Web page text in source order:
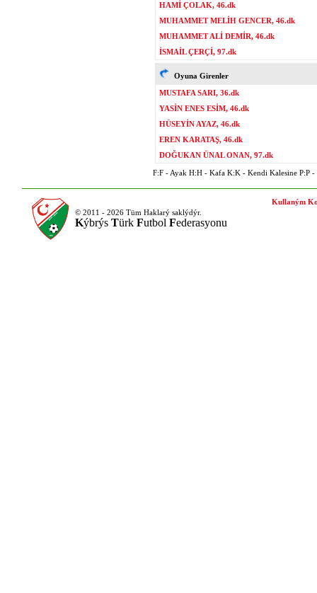
HAMİ ÇOLAK, 46.dk
MUHAMMET MELİH GENCER, 46.dk
MUHAMMET ALİ DEMİR, 46.dk
İSMAİL ÇERÇİ, 97.dk
Oyuna Girenler
MUSTAFA SARI, 36.dk
YASİN ENES ESİM, 46.dk
HÜSEYİN AYAZ, 46.dk
EREN KARATAŞ, 46.dk
DOĞUKAN ÜNAL ONAN, 97.dk
F:F - Ayak H:H - Kafa K:K - Kendi Kalesine P:P -
© 2011 - 2026 Tüm Haklarý saklýdýr.
Kýbrýs Türk Futbol Federasyonu
Kullaným